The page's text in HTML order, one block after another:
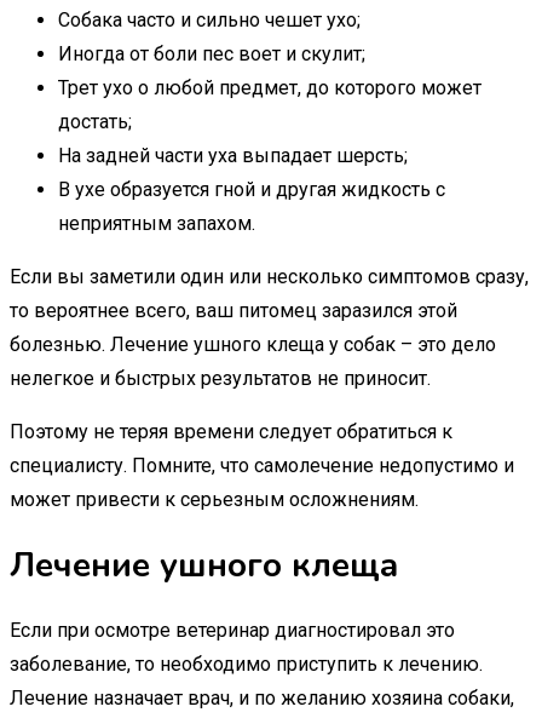
Собака часто и сильно чешет ухо;
Иногда от боли пес воет и скулит;
Трет ухо о любой предмет, до которого может
достать;
На задней части уха выпадает шерсть;
В ухе образуется гной и другая жидкость с
неприятным запахом.
Если вы заметили один или несколько симптомов сразу,
то вероятнее всего, ваш питомец заразился этой
болезнью. Лечение ушного клеща у собак – это дело
нелегкое и быстрых результатов не приносит.
Поэтому не теряя времени следует обратиться к
специалисту. Помните, что самолечение недопустимо и
может привести к серьезным осложнениям.
Лечение ушного клеща
Если при осмотре ветеринар диагностировал это
заболевание, то необходимо приступить к лечению.
Лечение назначает врач, и по желанию хозяина собаки,